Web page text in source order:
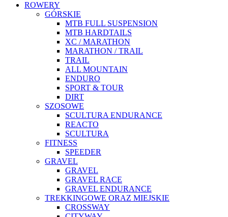
ROWERY
GÓRSKIE
MTB FULL SUSPENSION
MTB HARDTAILS
XC / MARATHON
MARATHON / TRAIL
TRAIL
ALL MOUNTAIN
ENDURO
SPORT & TOUR
DIRT
SZOSOWE
SCULTURA ENDURANCE
REACTO
SCULTURA
FITNESS
SPEEDER
GRAVEL
GRAVEL
GRAVEL RACE
GRAVEL ENDURANCE
TREKKINGOWE ORAZ MIEJSKIE
CROSSWAY